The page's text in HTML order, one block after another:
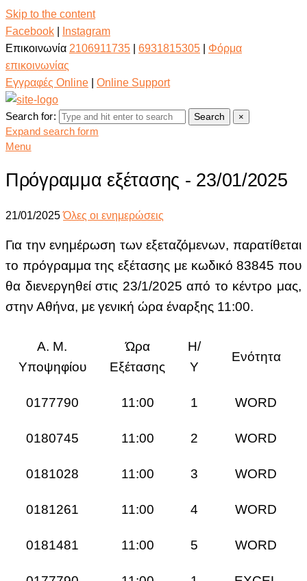
Skip to the content
Facebook
Instagram
Επικοινωνία 2106911735 6931815305
Φόρμα
επικοινωνίας
Εγγραφές Online
Online Support
Search for: Search ×
Expand search form
Menu
Πρόγραμμα εξέτασης - 23/01/2025
21/01/2025 Όλες οι ενημερώσεις
Για την ενημέρωση των εξεταζόμενων, παρατίθεται
το πρόγραμμα της εξέτασης με κωδικό 83845 που
θα διενεργηθεί στις 23/1/2025 από το κέντρο μας,
στην Αθήνα, με γενική ώρα έναρξης 11:00.
Α. Μ.
Υποψηφίου
Ώρα
Εξέτασης
Η/
Υ
Ενότητα
0177790 11:00 1 WORD
0180745 11:00 2 WORD
0181028 11:00 3 WORD
0181261 11:00 4 WORD
0181481 11:00 5 WORD